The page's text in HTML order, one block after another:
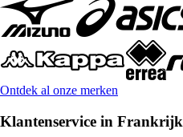
Ontdek al onze merken
Klantenservice in Frankrijk